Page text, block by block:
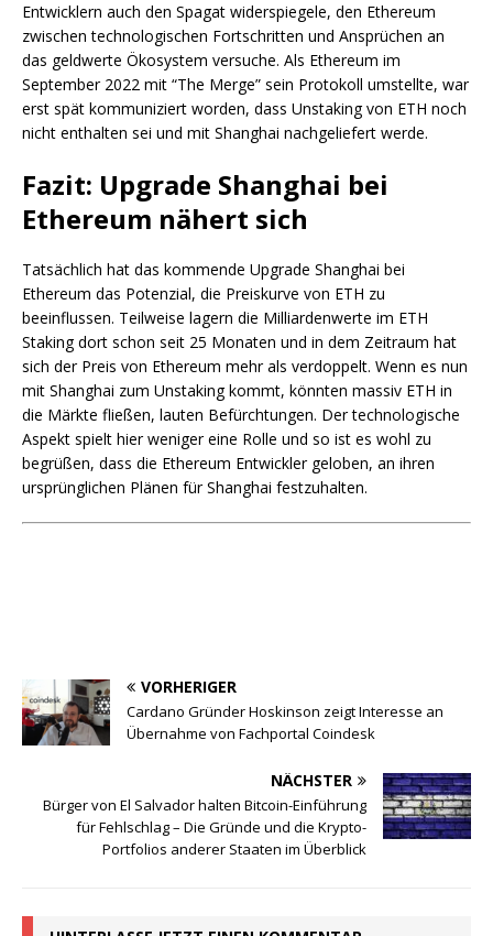
Entwicklern auch den Spagat widerspiegele, den Ethereum
zwischen technologischen Fortschritten und Ansprüchen an
das geldwerte Ökosystem versuche. Als Ethereum im
September 2022 mit “The Merge” sein Protokoll umstellte, war
erst spät kommuniziert worden, dass Unstaking von ETH noch
nicht enthalten sei und mit Shanghai nachgeliefert werde.
Fazit: Upgrade Shanghai bei
Ethereum nähert sich
Tatsächlich hat das kommende Upgrade Shanghai bei
Ethereum das Potenzial, die Preiskurve von ETH zu
beeinflussen. Teilweise lagern die Milliardenwerte im ETH
Staking dort schon seit 25 Monaten und in dem Zeitraum hat
sich der Preis von Ethereum mehr als verdoppelt. Wenn es nun
mit Shanghai zum Unstaking kommt, könnten massiv ETH in
die Märkte fließen, lauten Befürchtungen. Der technologische
Aspekt spielt hier weniger eine Rolle und so ist es wohl zu
begrüßen, dass die Ethereum Entwickler geloben, an ihren
ursprünglichen Plänen für Shanghai festzuhalten.
VORHERIGER
Cardano Gründer Hoskinson zeigt Interesse an
Übernahme von Fachportal Coindesk
NÄCHSTER
Bürger von El Salvador halten Bitcoin-Einführung
für Fehlschlag – Die Gründe und die Krypto-
Portfolios anderer Staaten im Überblick